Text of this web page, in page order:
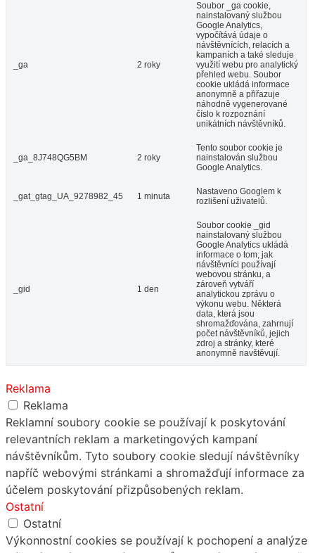
_ga 2 roky
Soubor _ga cookie,
nainstalovaný službou
Google Analytics,
vypočítává údaje o
návštěvnících, relacích a
kampaních a také sleduje
využití webu pro analytický
přehled webu. Soubor
cookie ukládá informace
anonymně a přiřazuje
náhodně vygenerované
číslo k rozpoznání
unikátních návštěvníků.
_ga_8J748QG5BM 2 roky
Tento soubor cookie je
nainstalován službou
Google Analytics.
_gat_gtag_UA_9278982_45 1 minuta
Nastaveno Googlem k
rozlišení uživatelů.
_gid 1 den
Soubor cookie _gid
nainstalovaný službou
Google Analytics ukládá
informace o tom, jak
návštěvníci používají
webovou stránku, a
zároveň vytváří
analytickou zprávu o
výkonu webu. Některá
data, která jsou
shromažďována, zahrnují
počet návštěvníků, jejich
zdroj a stránky, které
anonymně navštěvují.
Reklama
Reklama
Reklamní soubory cookie se používají k poskytování
relevantních reklam a marketingových kampaní
návštěvníkům. Tyto soubory cookie sledují návštěvníky
napříč webovými stránkami a shromažďují informace za
účelem poskytování přizpůsobených reklam.
Ostatní
Ostatní
Výkonnostní cookies se používají k pochopení a analýze